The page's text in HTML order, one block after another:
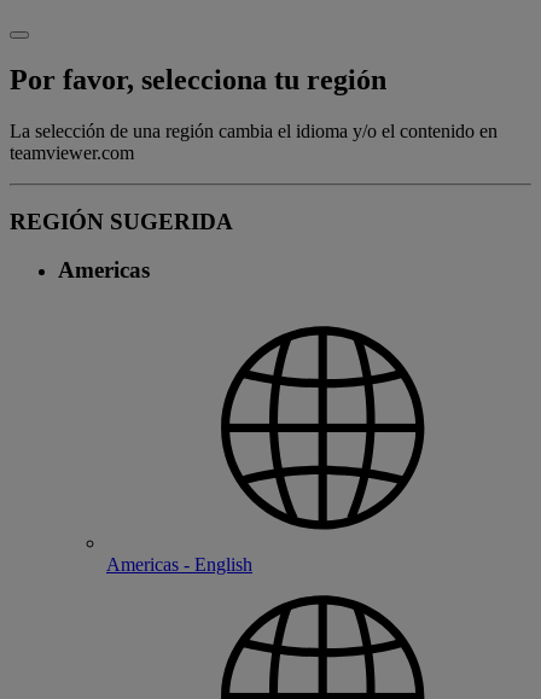
Por favor, selecciona tu región
La selección de una región cambia el idioma y/o el contenido en
teamviewer.com
REGIÓN SUGERIDA
Americas
Americas - English